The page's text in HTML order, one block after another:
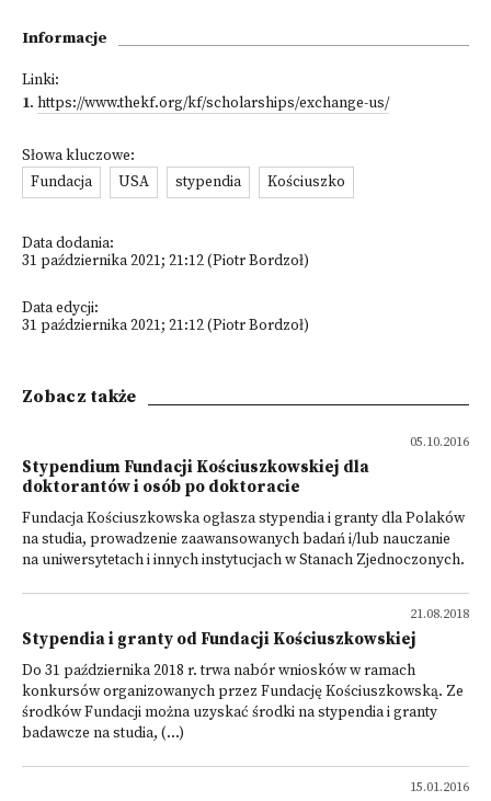
Informacje
Linki:
1. https://www.thekf.org/kf/scholarships/exchange-us/
Słowa kluczowe:
Fundacja
USA stypendia Kościuszko
Data dodania:
31 października 2021; 21:12 (Piotr Bordzoł)
Data edycji:
31 października 2021; 21:12 (Piotr Bordzoł)
Zobacz także
05.10.2016
Stypendium Fundacji Kościuszkowskiej dla
doktorantów i osób po doktoracie
Fundacja Kościuszkowska ogłasza stypendia i granty dla Polaków
na studia, prowadzenie zaawansowanych badań i/lub nauczanie
na uniwersytetach i innych instytucjach w Stanach Zjednoczonych.
21.08.2018
Stypendia i granty od Fundacji Kościuszkowskiej
Do 31 października 2018 r. trwa nabór wniosków w ramach
konkursów organizowanych przez Fundację Kościuszkowską. Ze
środków Fundacji można uzyskać środki na stypendia i granty
badawcze na studia, (...)
15.01.2016